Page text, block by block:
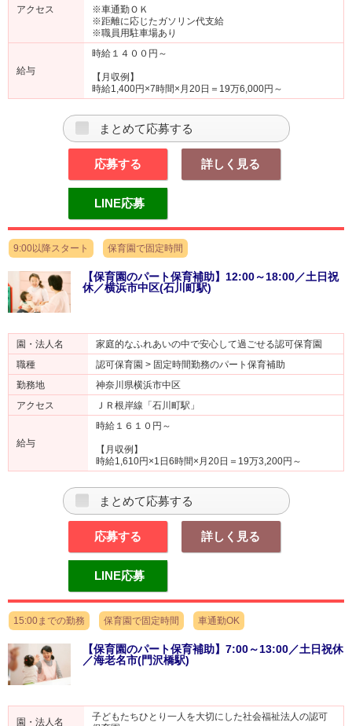
アクセス
※車通勤ＯＫ
※距離に応じたガソリン代支給
※職員用駐車場あり
給与
時給１４００円～
【月収例】
時給1,400円×7時間×月20日＝19万6,000円～
まとめて応募する
応募する 詳しく見る
LINE応募
9:00以降スタート 保育園で固定時間
【保育園のパート保育補助】12:00～18:00／土日祝
休／横浜市中区(石川町駅)
園・法人名
家庭的なふれあいの中で安心して過ごせる認可保育園
職種
認可保育園 > 固定時間勤務のパート保育補助
勤務地
神奈川県横浜市中区
アクセス
ＪＲ根岸線「石川町駅」
給与
時給１６１０円～
【月収例】
時給1,610円×1日6時間×月20日＝19万3,200円～
まとめて応募する
応募する 詳しく見る
LINE応募
15:00までの勤務 保育園で固定時間 車通勤OK
【保育園のパート保育補助】7:00～13:00／土日祝休
／海老名市(門沢橋駅)
園・法人名
子どもたちひとり一人を大切にした社会福祉法人の認可